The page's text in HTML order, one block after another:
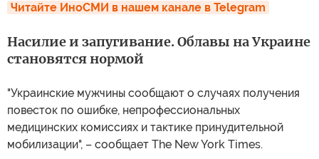
Читайте ИноСМИ в нашем канале в Telegram
Насилие и запугивание. Облавы на Украине
становятся нормой
"Украинские мужчины сообщают о случаях получения
повесток по ошибке, непрофессиональных
медицинских комиссиях и тактике принудительной
мобилизации", – сообщает The New York Times.